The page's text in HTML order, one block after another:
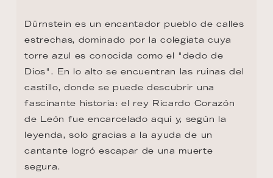
Dürnstein es un encantador pueblo de calles
estrechas, dominado por la colegiata cuya
torre azul es conocida como el "dedo de
Dios". En lo alto se encuentran las ruinas del
castillo, donde se puede descubrir una
fascinante historia: el rey Ricardo Corazón
de León fue encarcelado aquí y, según la
leyenda, solo gracias a la ayuda de un
cantante logró escapar de una muerte
segura.